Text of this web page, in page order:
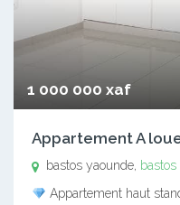
1 000 000 xaf
Appartement A
bastos yaounde,
Appartement haut